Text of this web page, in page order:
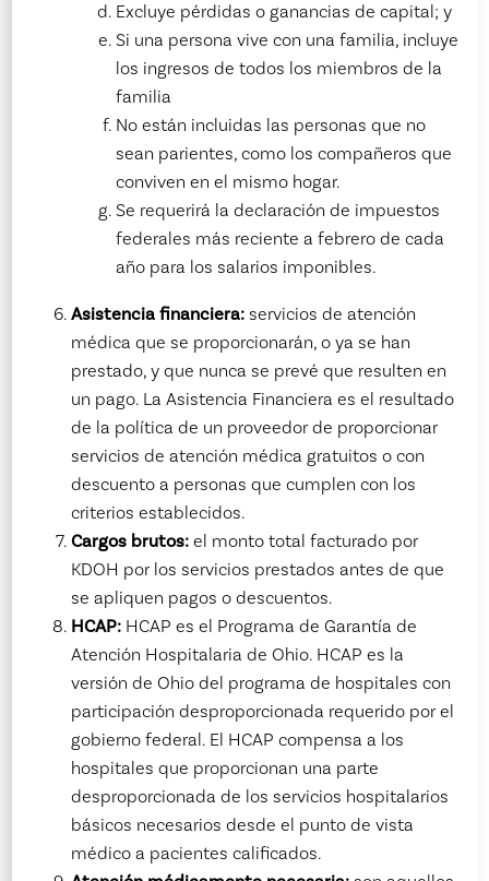
Excluye pérdidas o ganancias de capital; y
Si una persona vive con una familia, incluye
los ingresos de todos los miembros de la
familia
No están incluidas las personas que no
sean parientes, como los compañeros que
conviven en el mismo hogar.
Se requerirá la declaración de impuestos
federales más reciente a febrero de cada
año para los salarios imponibles.
Asistencia financiera: servicios de atención
médica que se proporcionarán, o ya se han
prestado, y que nunca se prevé que resulten en
un pago. La Asistencia Financiera es el resultado
de la política de un proveedor de proporcionar
servicios de atención médica gratuitos o con
descuento a personas que cumplen con los
criterios establecidos.
Cargos brutos: el monto total facturado por
KDOH por los servicios prestados antes de que
se apliquen pagos o descuentos.
HCAP: HCAP es el Programa de Garantía de
Atención Hospitalaria de Ohio. HCAP es la
versión de Ohio del programa de hospitales con
participación desproporcionada requerido por el
gobierno federal. El HCAP compensa a los
hospitales que proporcionan una parte
desproporcionada de los servicios hospitalarios
básicos necesarios desde el punto de vista
médico a pacientes calificados.